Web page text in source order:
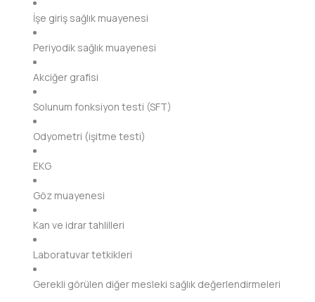
KIRIKKALE
KIRKLARELİ
KIRŞEHİR
KOCAELİ
KONYA
KÜTAHYA
MALATYA
MANİSA
MARDİN
MERSİN
İşe giriş sağlık muayenesi
Periyodik sağlık muayenesi
Akciğer grafisi
Solunum fonksiyon testi (SFT)
Odyometri (işitme testi)
EKG
Göz muayenesi
Kan ve idrar tahlilleri
Laboratuvar tetkikleri
Gerekli görülen diğer mesleki sağlık değerlendirmeleri